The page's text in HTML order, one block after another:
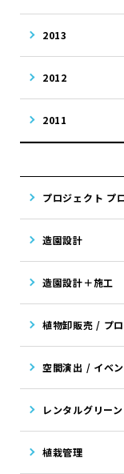
2013
2012
2011
プロジェクト プ
造園設計
造園設計＋施工
植物卸販売 / プ
空間演出 / イベ
レンタルグリーン
植栽管理